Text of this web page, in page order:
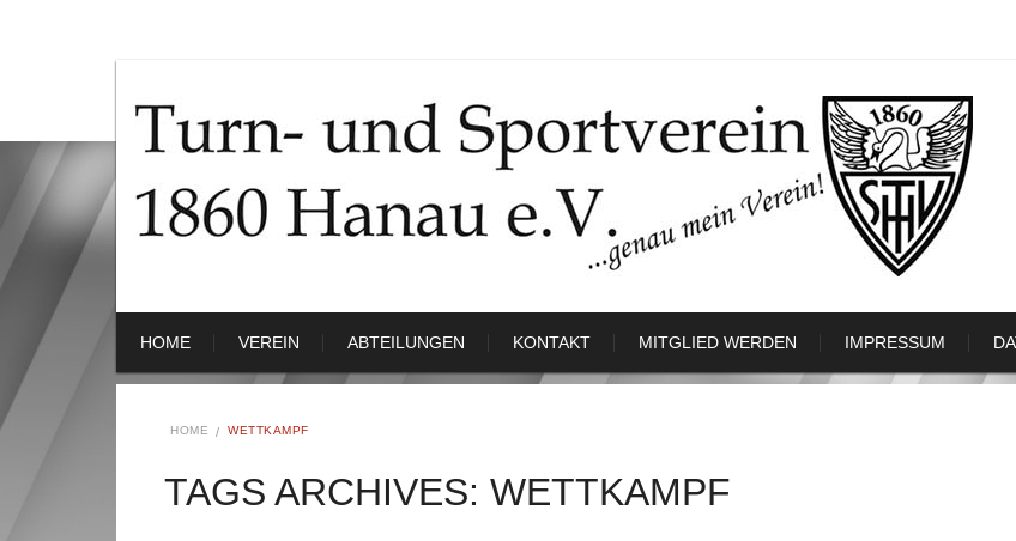
HOME VEREIN ABTEILUNGEN KONTAKT MITGLIED WERDEN IMPRESSUM
HOME WETTKAMPF
TAGS ARCHIVES: WETTKAMPF